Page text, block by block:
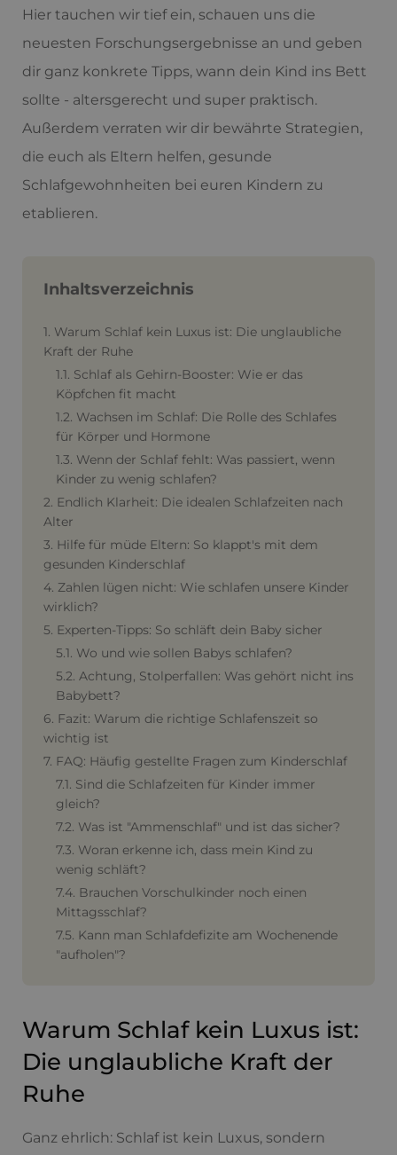
Hier tauchen wir tief ein, schauen uns die
neuesten Forschungsergebnisse an und geben
dir ganz konkrete Tipps, wann dein Kind ins Bett
sollte - altersgerecht und super praktisch.
Außerdem verraten wir dir bewährte Strategien,
die euch als Eltern helfen, gesunde
Schlafgewohnheiten bei euren Kindern zu
etablieren.
Inhaltsverzeichnis
1. Warum Schlaf kein Luxus ist: Die unglaubliche
Kraft der Ruhe
1.1. Schlaf als Gehirn-Booster: Wie er das
Köpfchen fit macht
1.2. Wachsen im Schlaf: Die Rolle des Schlafes
für Körper und Hormone
1.3. Wenn der Schlaf fehlt: Was passiert, wenn
Kinder zu wenig schlafen?
2. Endlich Klarheit: Die idealen Schlafzeiten nach
Alter
3. Hilfe für müde Eltern: So klappt's mit dem
gesunden Kinderschlaf
4. Zahlen lügen nicht: Wie schlafen unsere Kinder
wirklich?
5. Experten-Tipps: So schläft dein Baby sicher
5.1. Wo und wie sollen Babys schlafen?
5.2. Achtung, Stolperfallen: Was gehört nicht ins
Babybett?
6. Fazit: Warum die richtige Schlafenszeit so
wichtig ist
7. FAQ: Häufig gestellte Fragen zum Kinderschlaf
7.1. Sind die Schlafzeiten für Kinder immer
gleich?
7.2. Was ist "Ammenschlaf" und ist das sicher?
7.3. Woran erkenne ich, dass mein Kind zu
wenig schläft?
7.4. Brauchen Vorschulkinder noch einen
Mittagsschlaf?
7.5. Kann man Schlafdefizite am Wochenende
"aufholen"?
Warum Schlaf kein Luxus ist:
Die unglaubliche Kraft der
Ruhe
Ganz ehrlich: Schlaf ist kein Luxus, sondern